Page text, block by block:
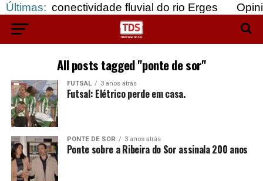
Últimas:
conectividade fluvial do rio Erges Opinião:
All posts tagged "ponte de sor"
FUTSAL 3 anos atrás
Futsal: Elétrico perde em casa.
PONTE DE SOR 3 anos atrás
Ponte sobre a Ribeira do Sor assinala 200 anos